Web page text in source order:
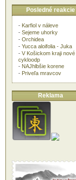
Posledné reakcie
- Karfiol v náleve
- Sejeme uhorky
- Orchidea
- Yucca aloifolia - Juka
- V Košickom kraji nové
cykloodp
- NAJhlbšie korene
- Priveľa mravcov
Reklama